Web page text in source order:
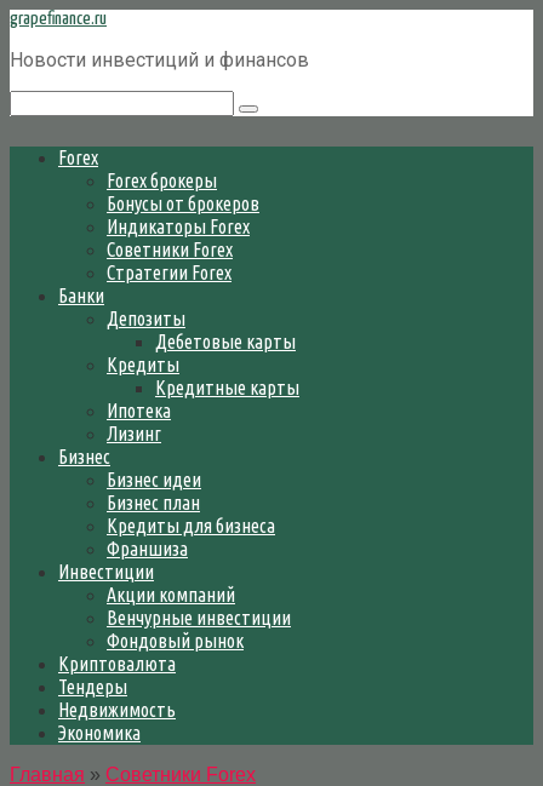
Перейти
контенту
grapefinance.ru
Новости инвестиций и финансов
Forex
Forex брокеры
Бонусы от брокеров
Индикаторы Forex
Советники Forex
Стратегии Forex
Банки
Депозиты
Дебетовые карты
Кредиты
Кредитные карты
Ипотека
Лизинг
Бизнес
Бизнес идеи
Бизнес план
Кредиты для бизнеса
Франшиза
Инвестиции
Акции компаний
Венчурные инвестиции
Фондовый рынок
Криптовалюта
Тендеры
Недвижимость
Экономика
Главная » Советники Forex